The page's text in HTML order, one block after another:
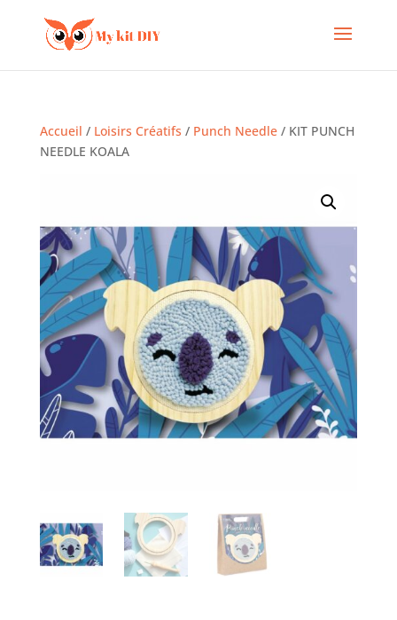
Accueil / Loisirs Créatifs / Punch Needle/ KIT PUNCH
NEEDLE KOALA